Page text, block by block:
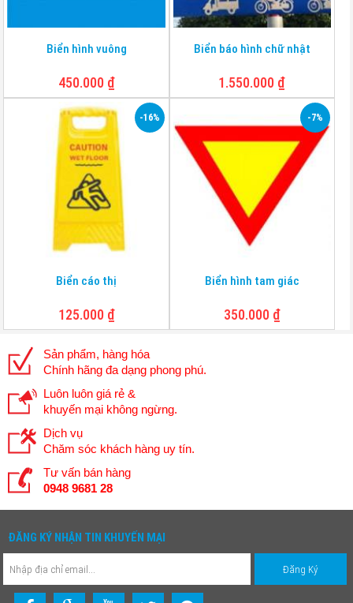
Biển hình vuông
450.000₫
Biển báo hình chữ nhật
1.550.000 ₫
-16%
Biển cáo thị
125.000₫
-7%
Biển hình tam giác
350.000₫
Sản phẩm, hàng hóa
Chính hãng đa dạng phong phú.
Luôn luôn giá rẻ &
khuyến mại không ngừng.
Dịch vụ
Chăm sóc khách hàng uy tín.
Tư vấn bán hàng
0948 9681 28
ĐĂNG KÝ NHẬN TIN KHUYẾN MẠI